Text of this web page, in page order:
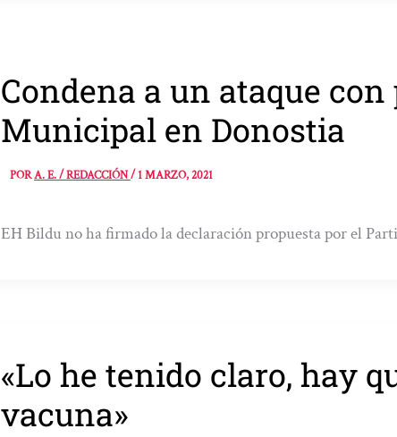
Condena a un ataque
Municipal en Donostia
PORA. E. / REDACCIÓN/1 MARZO, 2021
EH Bildu no ha firmado la declaración propuesta por el
«Lo he tenido claro, hay
vacuna»